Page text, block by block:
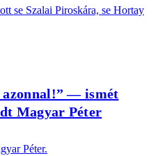
se Szalai Piroskára, se Hortay
— ismét
Magyar Péter
Péter.